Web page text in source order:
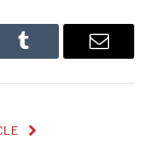
Tumblr Email